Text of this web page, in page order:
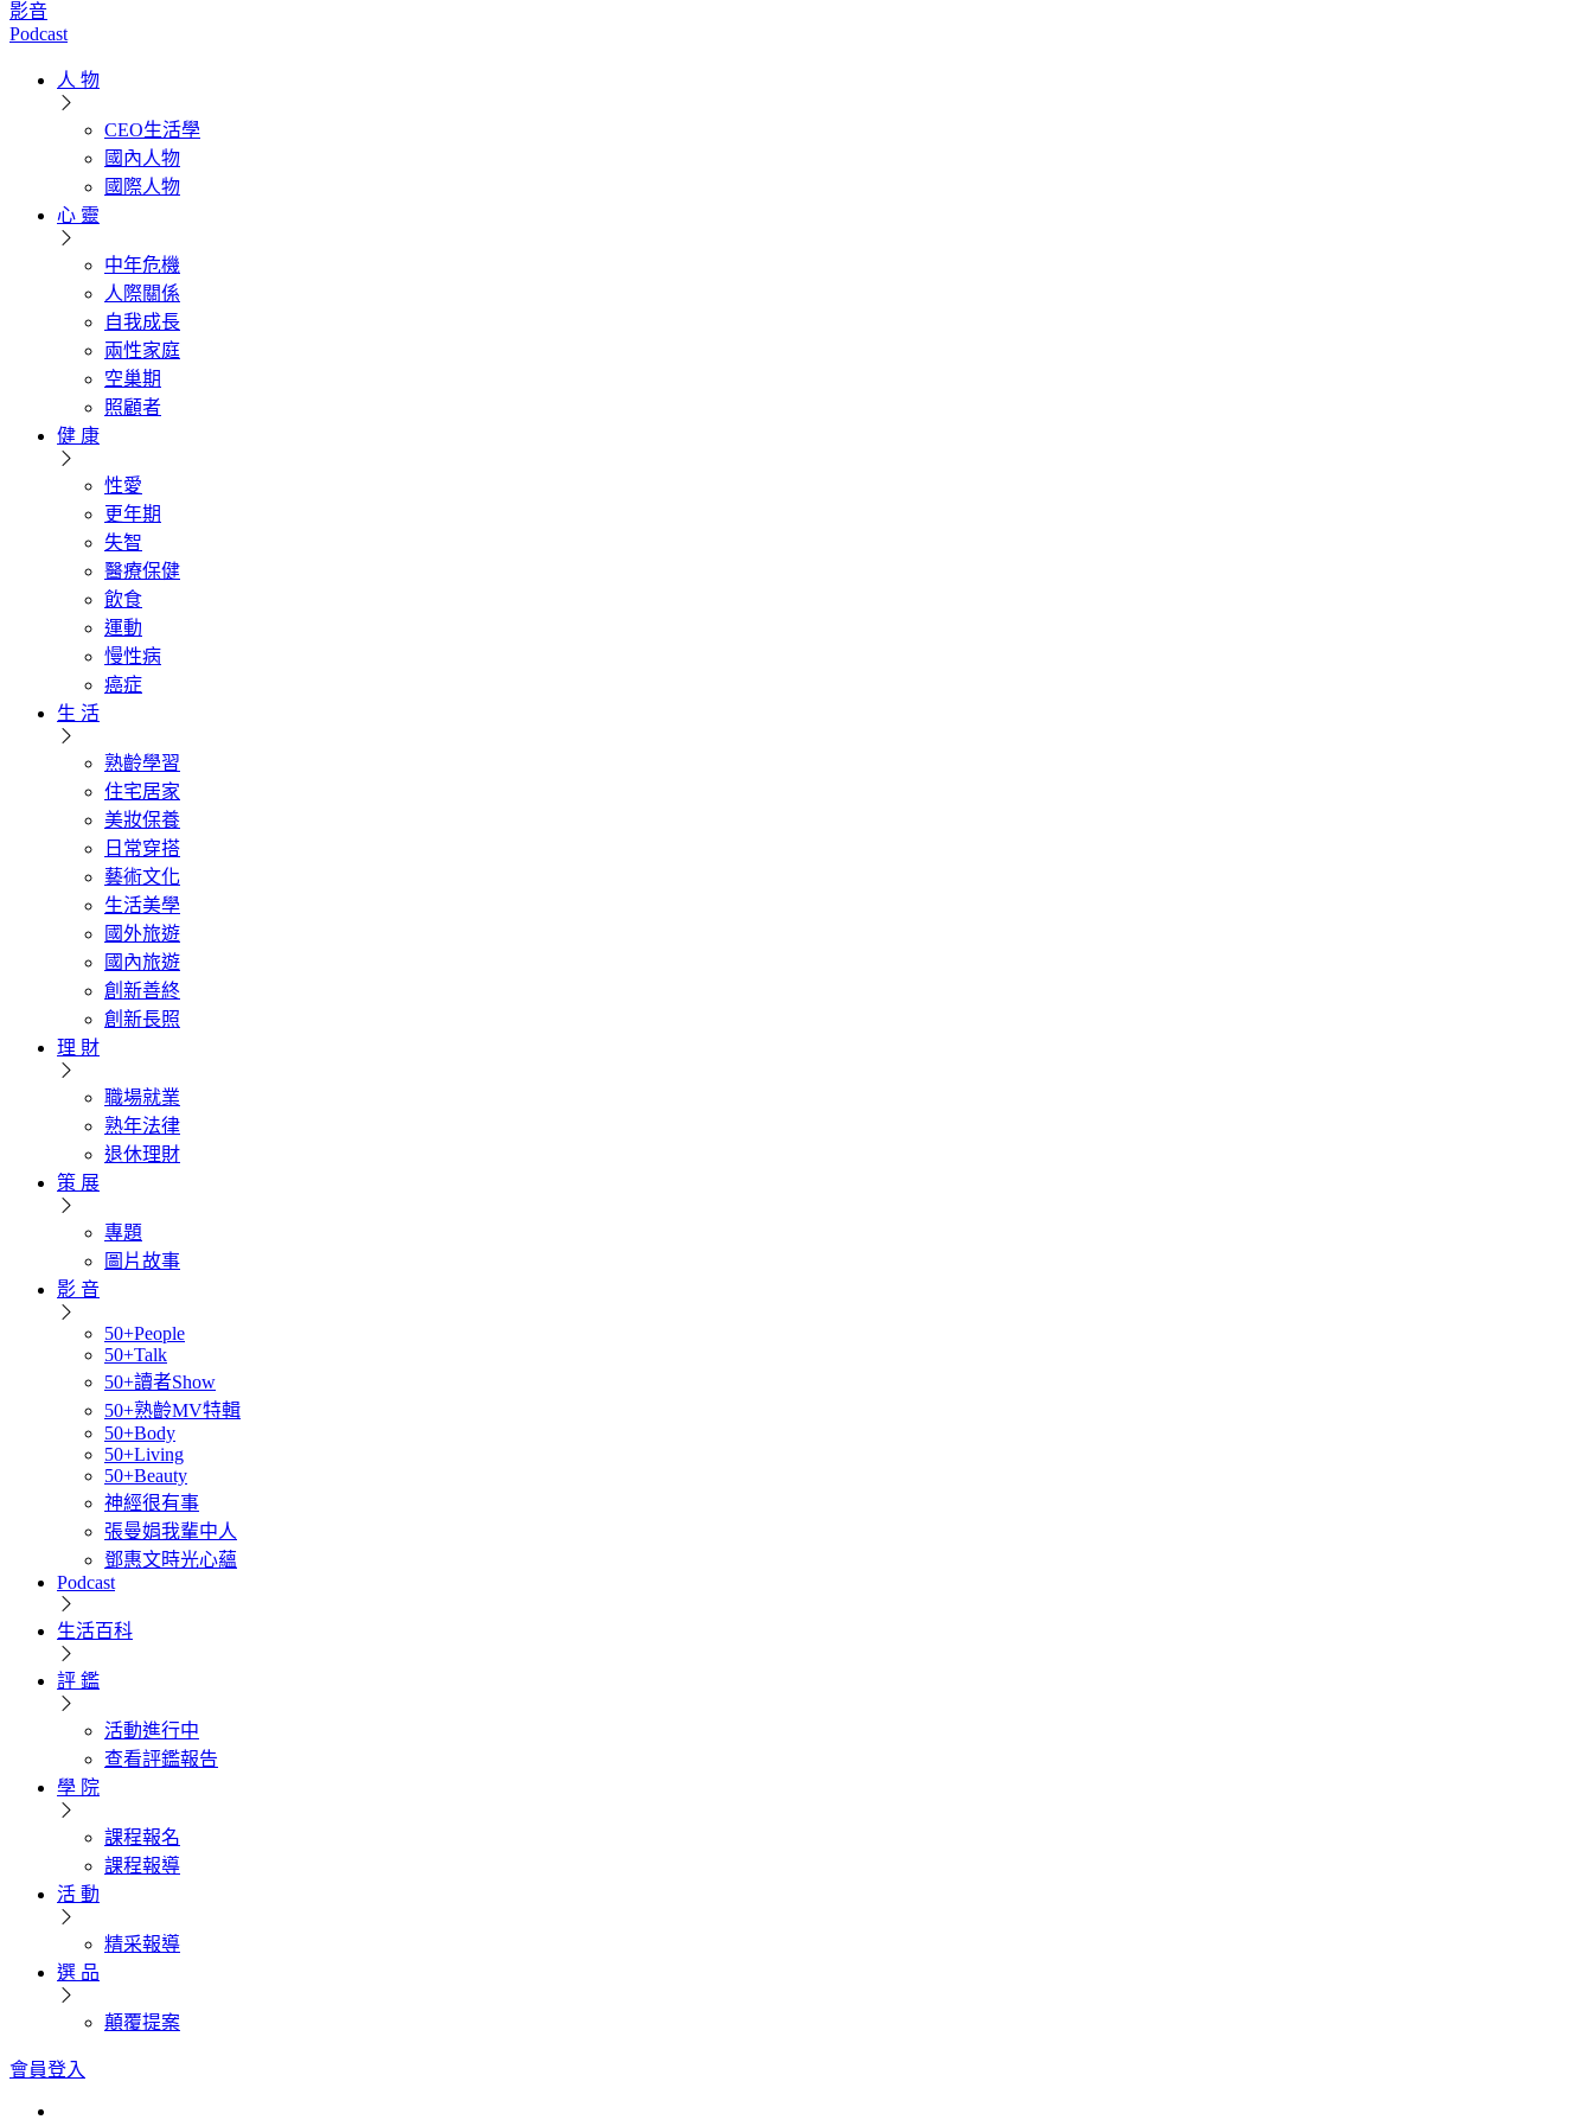
影音
Podcast
人 物
CEO生活學
國內人物
國際人物
心 靈
中年危機
人際關係
自我成長
兩性家庭
空巢期
照顧者
健 康
性愛
更年期
失智
醫療保健
飲食
運動
慢性病
癌症
生 活
熟齡學習
住宅居家
美妝保養
日常穿搭
藝術文化
生活美學
國外旅遊
國內旅遊
創新善終
創新長照
理 財
職場就業
熟年法律
退休理財
策 展
專題
圖片故事
影 音
50+People
50+Talk
50+讀者Show
50+熟齡MV特輯
50+Body
50+Living
50+Beauty
神經很有事
張曼娟我輩中人
鄧惠文時光心蘊
Podcast
生活百科
評 鑑
活動進行中
查看評鑑報告
學 院
課程報名
課程報導
活 動
精采報導
選 品
顛覆提案
會員登入